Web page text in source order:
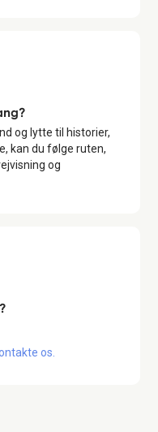
og lytte til historier,
kan du følge ruten,
og
os.